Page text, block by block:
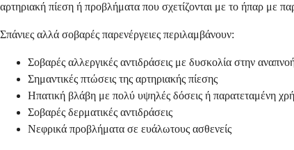
αρτηριακή πίεση ή προβλήματα που σχετίζονται με το ήπαρ με
Σπάνιες αλλά σοβαρές παρενέργειες περιλαμβάνουν:
Σοβαρές αλλεργικές αντιδράσεις με δυσκολία στην
Σημαντικές πτώσεις της αρτηριακής πίεσης
Ηπατική βλάβη με πολύ υψηλές δόσεις ή παρατεταμένη
Σοβαρές δερματικές αντιδράσεις
Νεφρικά προβλήματα σε ευάλωτους ασθενείς